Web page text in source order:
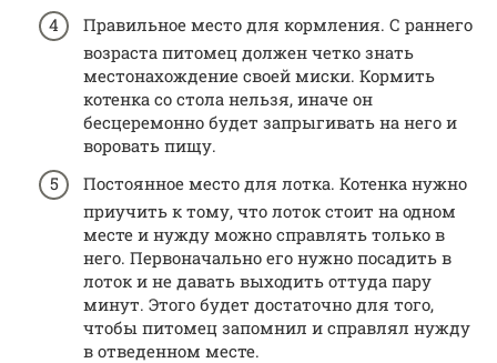
Правильное место для кормления. С раннего
возраста питомец должен четко знать
местонахождение своей миски. Кормить
котенка со стола нельзя, иначе он
бесцеремонно будет запрыгивать на него и
воровать пищу.
Постоянное место для лотка. Котенка нужно
приучить к тому, что лоток стоит на одном
месте и нужду можно справлять только в
него. Первоначально его нужно посадить в
лоток и не давать выходить оттуда пару
минут. Этого будет достаточно для того,
чтобы питомец запомнил и справлял нужду
в отведенном месте.